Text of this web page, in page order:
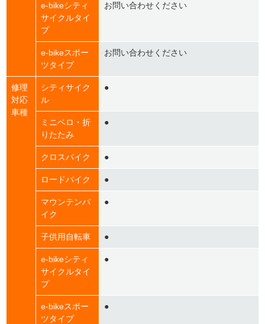
e-bikeシティ
サイクルタイ
プ
お問い合わせください
e-bikeスポー
ツタイプ
お問い合わせください
修理
対応
車種
シティサイク
ル
●
ミニベロ・折
りたたみ
●
クロスバイク ●
ロードバイク ●
マウンテンバ
イク
●
子供用自転車 ●
e-bikeシティ
サイクルタイ
プ
●
e-bikeスポー
ツタイプ
●